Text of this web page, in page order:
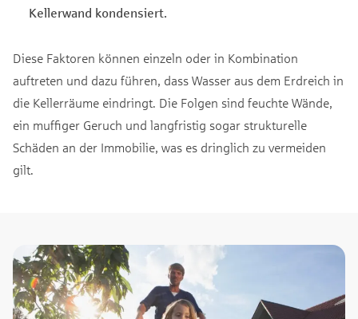
Kellerwand kondensiert.
Diese Faktoren können einzeln oder in Kombination
auftreten und dazu führen, dass Wasser aus dem Erdreich in
die Kellerräume eindringt. Die Folgen sind feuchte Wände,
ein muffiger Geruch und langfristig sogar strukturelle
Schäden an der Immobilie, was es dringlich zu vermeiden
gilt.